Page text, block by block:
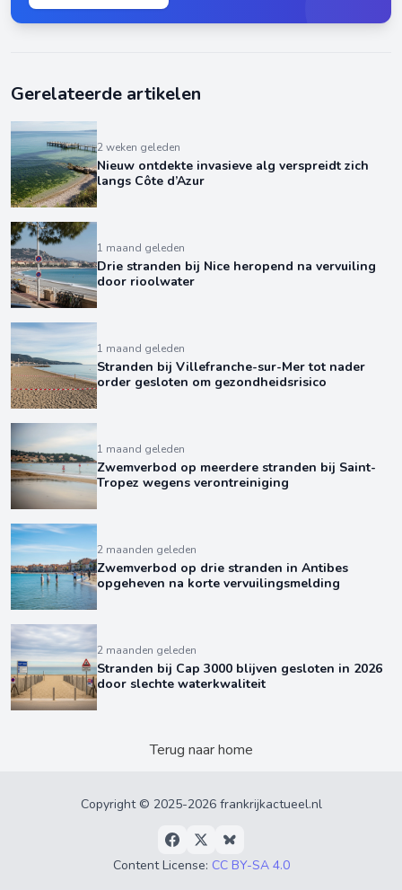
Gerelateerde artikelen
2 weken geleden
Nieuw ontdekte invasieve alg verspreidt zich
langs Côte d’Azur
1 maand geleden
Drie stranden bij Nice heropend na vervuiling
door rioolwater
1 maand geleden
Stranden bij Villefranche-sur-Mer tot nader
order gesloten om gezondheidsrisico
1 maand geleden
Zwemverbod op meerdere stranden bij Saint-
Tropez wegens verontreiniging
2 maanden geleden
Zwemverbod op drie stranden in Antibes
opgeheven na korte vervuilingsmelding
2 maanden geleden
Stranden bij Cap 3000 blijven gesloten in 2026
door slechte waterkwaliteit
Terug naar home
Copyright © 2025-2026 frankrijkactueel.nl
Content License: CC BY-SA 4.0